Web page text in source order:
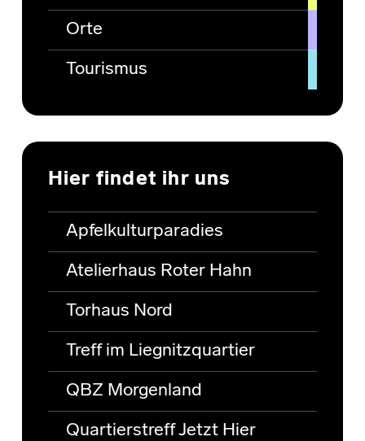
Orte
Tourismus
Hier findet ihr uns
Apfelkulturparadies
Atelierhaus Roter Hahn
Torhaus Nord
Treff im Liegnitzquartier
QBZ Morgenland
Quartierstreff Jetzt Hier